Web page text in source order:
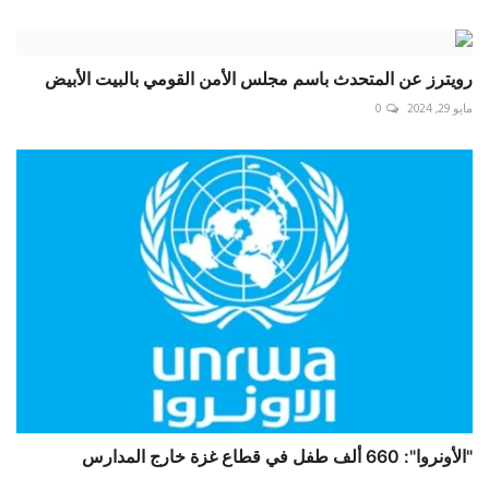
رويترز عن المتحدث باسم مجلس الأمن القومي بالبيت الأبيض
مايو 29, 2024 0
"الأونروا": 660 ألف طفل في قطاع غزة خارج المدارس